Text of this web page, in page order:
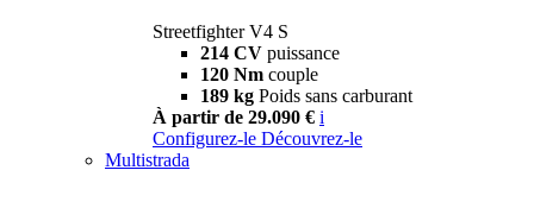
Streetfighter V4 S
214 CV puissance
120 Nm couple
189 kg Poids sans carburant
À partir de 29.090 € i
Configurez-le Découvrez-le
Multistrada